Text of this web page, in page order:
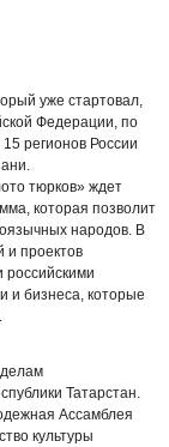
уже стартовал,
Федерации, по
регионов России
тюрков» ждет
которая позволит
народов. В
и проектов
российскими
и бизнеса, которые
Татарстан.
Ассамблея
культуры